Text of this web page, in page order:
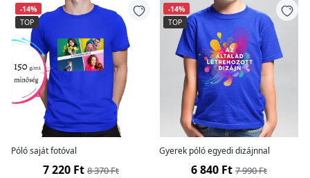
-14%
TOP
Póló saját fotóval
7 220 Ft 8 370 Ft
-14%
TOP
Gyerek póló egyedi dizájnnal
6 840 Ft 7 990 Ft